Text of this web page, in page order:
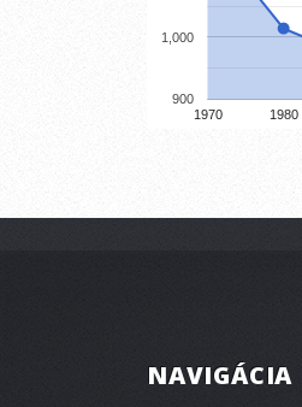
1970 1980
900
1,000
NAVIGÁCIA